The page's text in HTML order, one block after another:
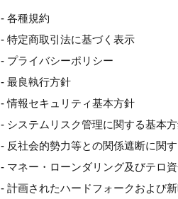
- 各種規約
- 特定商取引法に基づく表示
- プライバシーポリシー
- 最良執行方針
- 情報セキュリティ基本方針
- システムリスク管理に関する基本
- 反社会的勢力等との関係遮断に関
- マネー・ローンダリング及びテロ
- 計画されたハードフォークおよび